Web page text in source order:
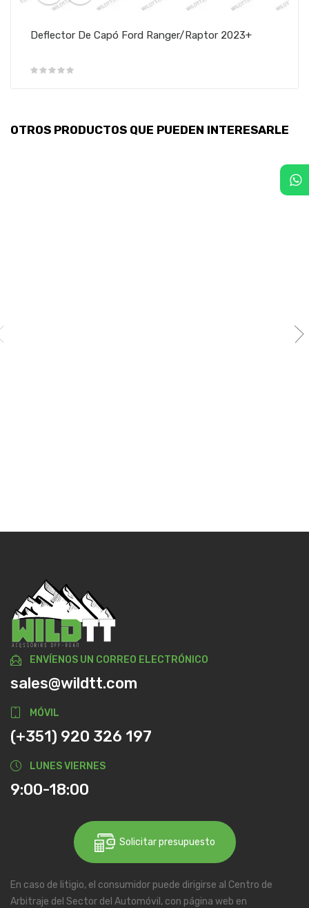
Deflector De Capó Ford Ranger/Raptor 2023+
OTROS PRODUCTOS QUE PUEDEN INTERESARLE
ENVÍENOS UN CORREO ELECTRÓNICO
sales@wildtt.com
MÓVIL
(+351) 920 326 197
LUNES VIERNES
9:00-18:00
Solicitar presupuesto
En caso de litigio, el consumidor puede dirigirse al Centro de
Arbitraje del Sector del Automóvil, con página web en